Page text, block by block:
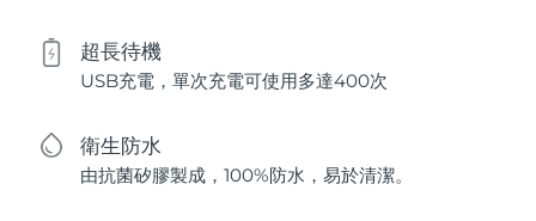
超長待機
USB充電，單次充電可使用多達400次
衛生防水
由抗菌矽膠製成，100%防水，易於清潔。